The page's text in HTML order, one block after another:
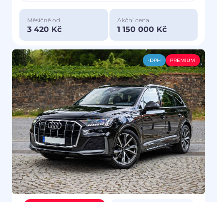
Měsíčně od
3 420 Kč
Akční cena
1 150 000 Kč
-DPH PREMIUM